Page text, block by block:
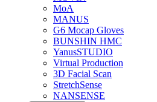
MoA
MANUS
G6 Mocap Gloves
BUNSHIN HMC
YanusSTUDIO
Virtual Production
3D Facial Scan
StretchSense
NANSENSE